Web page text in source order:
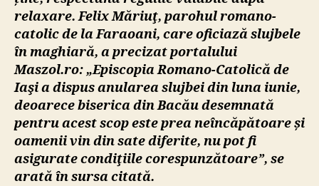
relaxare. Felix Măriuţ, parohul romano-
catolic de la Faraoani, care oficiază slujbele
în maghiară, a precizat portalului
Maszol.ro: „Episcopia Romano-Catolică de
Iaşi a dispus anularea slujbei din luna iunie,
deoarece biserica din Bacău desemnată
pentru acest scop este prea neîncăpătoare și
oamenii vin din sate diferite, nu pot fi
asigurate condiţiile corespunzătoare”, se
arată în sursa citată.